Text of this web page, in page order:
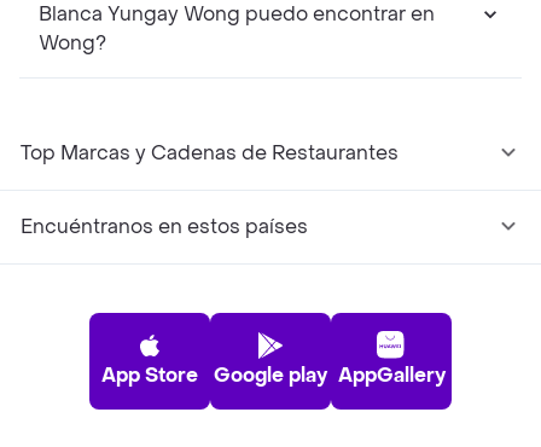
Blanca Yungay Wong puedo encontrar en
Wong?
Top Marcas y Cadenas de Restaurantes
Encuéntranos en estos países
App Store Google play AppGallery